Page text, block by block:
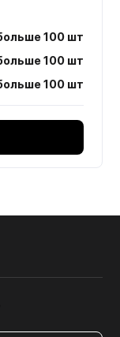
100 шт
100 шт
100 шт